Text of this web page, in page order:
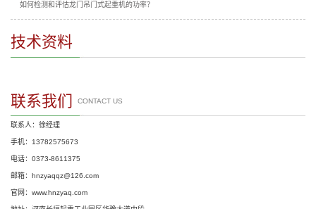
如何检测和评估龙门吊门式起重机的功率？
技术资料
联系我们 CONTACT US
联系人：徐经理
手机：13782575673
电话：0373-8611375
邮箱：hnzyaqqz@126.com
官网：www.hnzyaq.com